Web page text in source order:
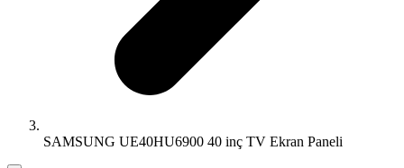
SAMSUNG UE40HU6900 40 inç TV Ekran Paneli